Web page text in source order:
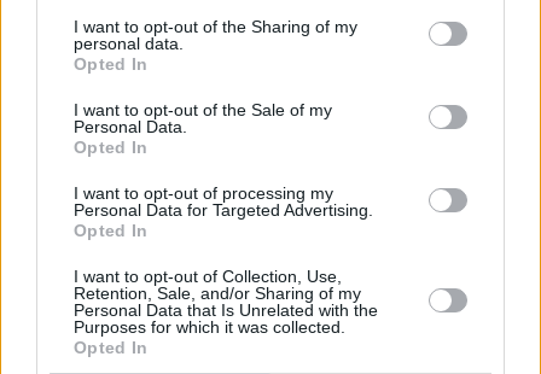
de su consentimiento, pero usted tiene el derecho de
rechazar tal procesamiento. Sus preferencias se aplicarán
cualquier momento entrando de nuevo en este sitio web o
visitando nuestra política de privacidad.
I want to opt-out of the Sharing of my
personal data.
Opted In
I want to opt-out of the Sale of my
Personal Data.
Opted In
I want to opt-out of processing my
Personal Data for Targeted Advertising.
Opted In
I want to opt-out of Collection, Use,
Retention, Sale, and/or Sharing of my
Personal Data that Is Unrelated with the
Purposes for which it was collected.
Opted In